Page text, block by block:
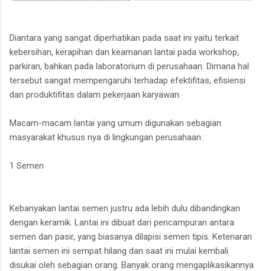
Diantara yang sangat diperhatikan pada saat ini yaitu terkait
kebersihan, kerapihan dan keamanan lantai pada workshop,
parkiran, bahkan pada laboratorium di perusahaan. Dimana hal
tersebut sangat mempengaruhi terhadap efektifitas, efisiensi
dan produktifitas dalam pekerjaan karyawan.
Macam-macam lantai yang umum digunakan sebagian
masyarakat khusus nya di lingkungan perusahaan :
1 Semen
Kebanyakan lantai semen justru ada lebih dulu dibandingkan
dengan keramik. Lantai ini dibuat dari pencampuran antara
semen dan pasir, yang biasanya dilapisi semen tipis. Ketenaran
lantai semen ini sempat hilang dan saat ini mulai kembali
disukai oleh sebagian orang. Banyak orang mengaplikasikannya